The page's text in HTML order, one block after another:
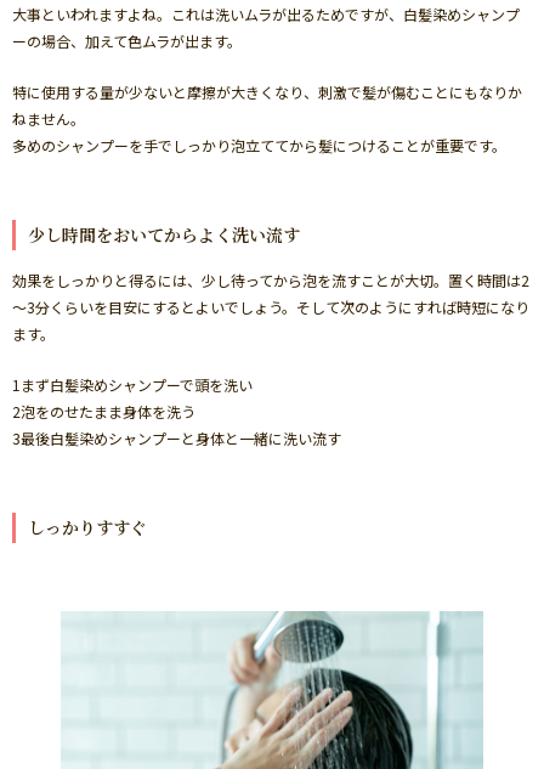
大事といわれますよね。これは洗いムラが出るためですが、白髪染めシャンプ
ーの場合、加えて色ムラが出ます。
特に使用する量が少ないと摩擦が大きくなり、刺激で髪が傷むことにもなりか
ねません。
多めのシャンプーを手でしっかり泡立ててから髪につけることが重要です。
少し時間をおいてからよく洗い流す
効果をしっかりと得るには、少し待ってから泡を流すことが大切。置く時間は2
～3分くらいを目安にするとよいでしょう。そして次のようにすれば時短になり
ます。
1まず白髪染めシャンプーで頭を洗い
2泡をのせたまま身体を洗う
3最後白髪染めシャンプーと身体と一緒に洗い流す
しっかりすすぐ